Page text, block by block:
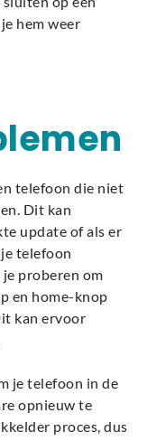
hem weer
telefoon die niet
Dit kan
update of als er
telefoon
proberen om
en home-knop
kan ervoor
je telefoon in de
opnieuw te
proces, dus